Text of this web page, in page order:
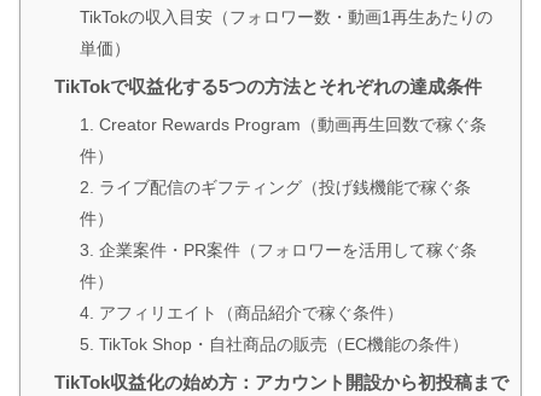
TikTokの収入目安（フォロワー数・動画1再生あたりの
単価）
TikTokで収益化する5つの方法とそれぞれの達成条件
1. Creator Rewards Program（動画再生回数で稼ぐ条
件）
2. ライブ配信のギフティング（投げ銭機能で稼ぐ条
件）
3. 企業案件・PR案件（フォロワーを活用して稼ぐ条
件）
4. アフィリエイト（商品紹介で稼ぐ条件）
5. TikTok Shop・自社商品の販売（EC機能の条件）
TikTok収益化の始め方：アカウント開設から初投稿まで